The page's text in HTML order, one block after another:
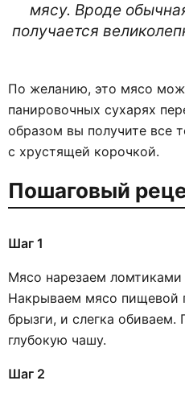
мясу. Вроде
получается
По желанию, это мясо
панировочных сухарях
образом вы получите все
с хрустящей корочкой.
Пошаговый
Шаг 1
Мясо нарезаем
Накрываем мясо пищевой
брызги, и слегка
глубокую чашу.
Шаг 2